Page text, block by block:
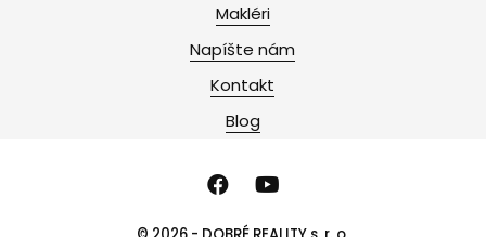
Makléri
Napíšte nám
Kontakt
Blog